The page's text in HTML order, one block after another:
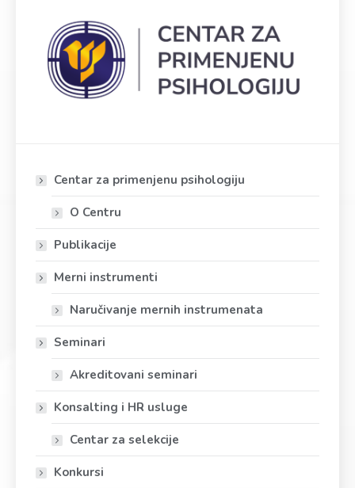
Centar za primenjenu psihologiju
O Centru
Publikacije
Merni instrumenti
Naručivanje mernih instrumenata
Seminari
Akreditovani seminari
Konsalting i HR usluge
Centar za selekcije
Konkursi